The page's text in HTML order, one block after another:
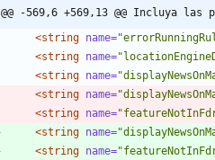
@@ -569,6 +569,13 @@ Incluya
<string name=
<string name=
<string name=
<string name=
<string name=
<string name=
<string name=